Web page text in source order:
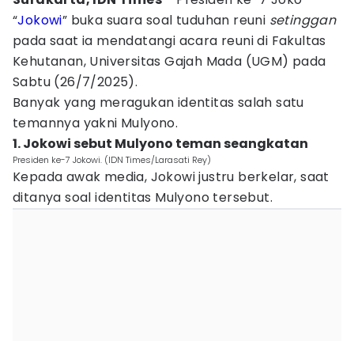
“Jokowi” buka suara soal tuduhan reuni setinggan
pada saat ia mendatangi acara reuni di Fakultas
Kehutanan, Universitas Gajah Mada (UGM) pada
Sabtu (26/7/2025).
Banyak yang meragukan identitas salah satu
temannya yakni Mulyono.
1. Jokowi sebut Mulyono teman seangkatan
Presiden ke-7 Jokowi. (IDN Times/Larasati Rey)
Kepada awak media, Jokowi justru berkelar, saat
ditanya soal identitas Mulyono tersebut.